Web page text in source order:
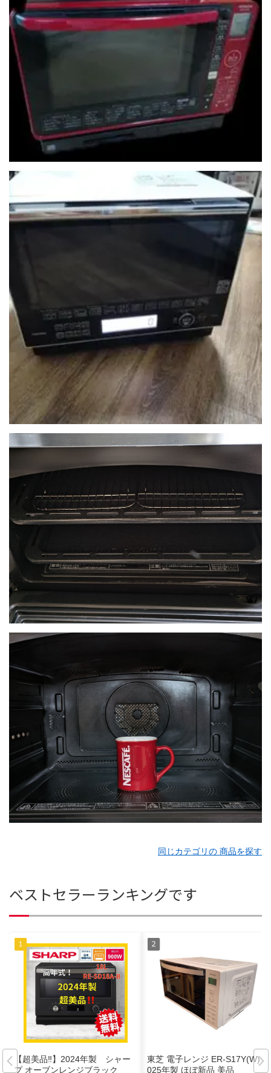
同じカテゴリの 商品を探す
ベストセラーランキングです
【超美品‼️】2024年製 シャー
プ オーブンレンジブラック
東芝 電子レンジ ER-S17Y(W) 2
025年製 ほぼ新品 美品